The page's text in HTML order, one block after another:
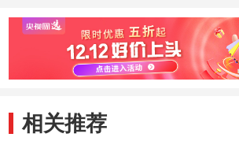
自己的服饰
20131109
相关推荐